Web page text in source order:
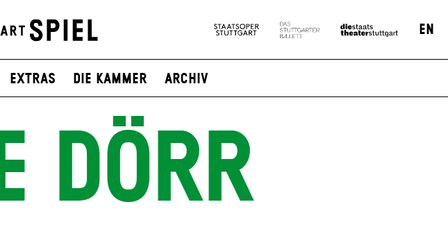
EN
Extras Die Kammer Archiv
DÖRR